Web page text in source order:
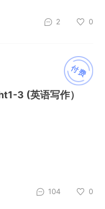
2 0
付费
3 (英语写作）
104 0